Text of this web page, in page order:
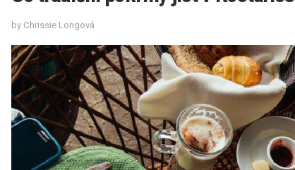
by Chrissie Longová